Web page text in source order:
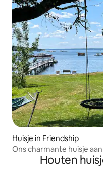
Huisje in Friendship
Ons charmante huisje
Houten